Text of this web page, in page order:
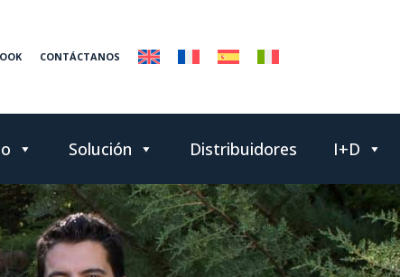
CONTÁCTANOS
Solución Distribuidores I+D